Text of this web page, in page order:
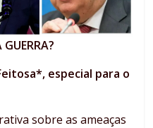
especial para o
sobre as ameaças